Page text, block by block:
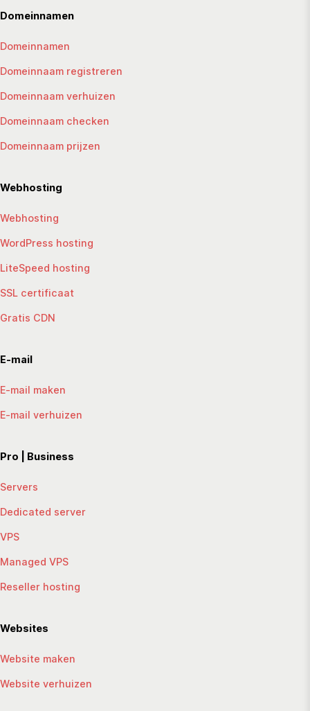
Domeinnamen
Domeinnamen
Domeinnaam registreren
Domeinnaam verhuizen
Domeinnaam checken
Domeinnaam prijzen
Webhosting
Webhosting
WordPress hosting
LiteSpeed hosting
SSL certificaat
Gratis CDN
E-mail
E-mail maken
E-mail verhuizen
Pro | Business
Servers
Dedicated server
VPS
Managed VPS
Reseller hosting
Websites
Website maken
Website verhuizen